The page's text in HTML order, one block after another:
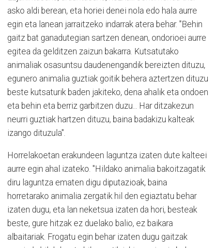
asko aldi berean, eta horiei denei nola edo hala aurre
egin eta lanean jarraitzeko indarrak atera behar. "Behin
gaitz bat ganadutegian sartzen denean, ondorioei aurre
egitea da gelditzen zaizun bakarra. Kutsatutako
animaliak osasuntsu daudenengandik bereizten dituzu,
egunero animalia guztiak goitik behera aztertzen dituzu
beste kutsaturik baden jakiteko, dena ahalik eta ondoen
eta behin eta berriz garbitzen duzu... Har ditzakezun
neurri guztiak hartzen dituzu, baina badakizu kalteak
izango dituzula".
Horrelakoetan erakundeen laguntza izaten dute kalteei
aurre egin ahal izateko. "Hildako animalia bakoitzagatik
diru laguntza ematen digu diputazioak, baina
horretarako animalia zergatik hil den egiaztatu behar
izaten dugu, eta lan neketsua izaten da hori, besteak
beste, gure hitzak ez duelako balio, ez baikara
albaitariak. Frogatu egin behar izaten dugu gaitzak